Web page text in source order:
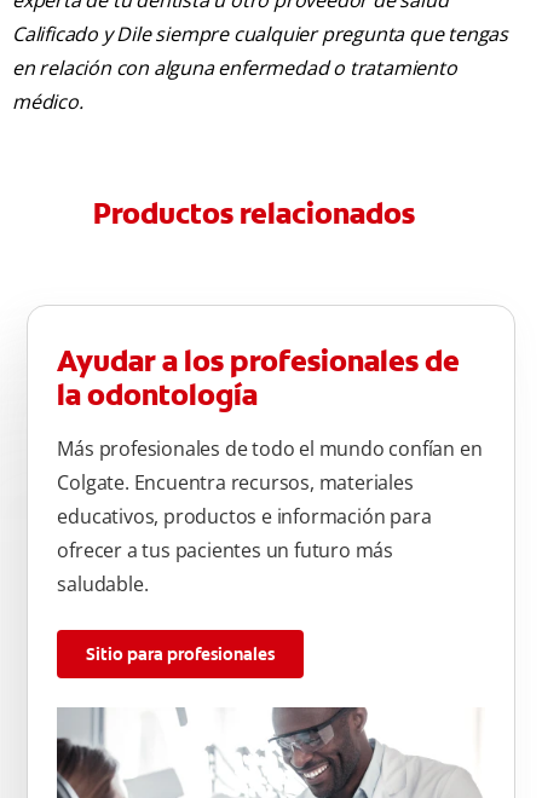
Calificado y Dile siempre cualquier pregunta que tengas
en relación con alguna enfermedad o tratamiento
médico.
Productos relacionados
Ayudar a los profesionales de
la odontología
Más profesionales de todo el mundo confían en
Colgate. Encuentra recursos, materiales
educativos, productos e información para
ofrecer a tus pacientes un futuro más
saludable.
Sitio para profesionales